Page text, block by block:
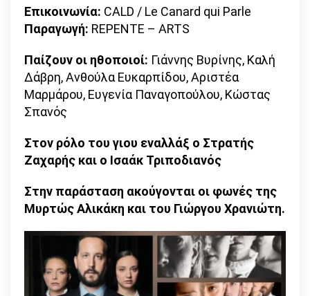
Επικοινωνία: CALD / Le Canard qui Parle
Παραγωγή: REPENTE – ARTS
Παίζουν οι ηθοποιοί: Γιάννης Βυρίνης, Καλή
Δάβρη, Ανθούλα Ευκαρπίδου, Αριστέα
Μαρμάρου, Ευγενία Παναγοπούλου, Κώστας
Σπανός
Στον ρόλο του γιου εναλλάξ ο Στρατής
Ζαχαρής και ο Ισαάκ Τριποδιανός
Στην παράσταση ακούγονται οι φωνές της
Μυρτώς Αλικάκη και του Γιώργου Χρανιώτη.